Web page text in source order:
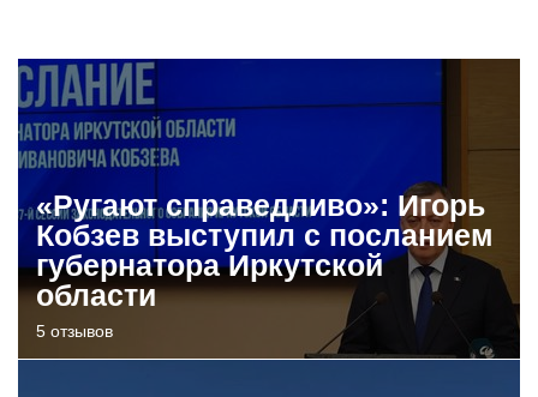
«Ругают справедливо»: Игорь
Кобзев выступил с посланием
губернатора Иркутской
области
5 отзывов